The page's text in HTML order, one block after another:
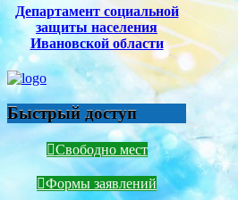
Департамент социальной
защиты населения
Ивановской области
Быстрый доступ
Свободно мест
Формы заявлений